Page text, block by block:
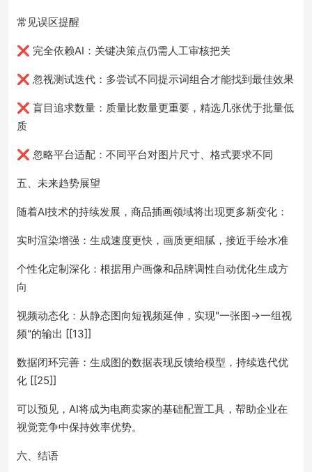
常见误区提醒
❌ 完全依赖AI：关键决策点仍需人工审核把关
❌ 忽视测试迭代：多尝试不同提示词组合才能找到最佳效果
❌ 盲目追求数量：质量比数量更重要，精选几张优于批量低
质
❌ 忽略平台适配：不同平台对图片尺寸、格式要求不同
五、未来趋势展望
随着AI技术的持续发展，商品插画领域将出现更多新变化：
实时渲染增强：生成速度更快，画质更细腻，接近手绘水准
个性化定制深化：根据用户画像和品牌调性自动优化生成方
向
视频动态化：从静态图向短视频延伸，实现"一张图→一组视
频"的输出 [[13]]
数据闭环完善：生成图的数据表现反馈给模型，持续迭代优
化 [[25]]
可以预见，AI将成为电商卖家的基础配置工具，帮助企业在
视觉竞争中保持效率优势。
六、结语